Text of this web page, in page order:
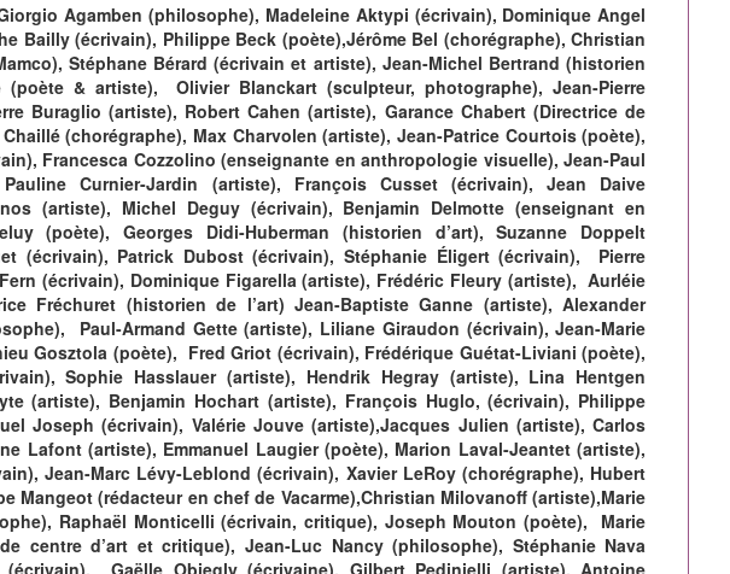
Agamben (philosophe), Madeleine Aktypi (écrivain), Dominique Angel
Bailly (écrivain), Philippe Beck (poète),Jérôme Bel (chorégraphe), Christian
Stéphane Bérard (écrivain et artiste), Jean-Michel Bertrand (historien
(poète & artiste), Olivier Blanckart (sculpteur, photographe), Jean-Pierre
Buraglio (artiste), Robert Cahen (artiste), Garance Chabert (Directrice de
(chorégraphe), Max Charvolen (artiste), Jean-Patrice Courtois (poète),
Francesca Cozzolino (enseignante en anthropologie visuelle), Jean-Paul
Curnier-Jardin (artiste), François Cusset (écrivain), Jean Daive
(artiste), Michel Deguy (écrivain), Benjamin Delmotte (enseignant en
(poète), Georges Didi-Huberman (historien d’art), Suzanne Doppelt
(écrivain), Patrick Dubost (écrivain), Stéphanie Éligert (écrivain), Pierre
(écrivain), Dominique Figarella (artiste), Frédéric Fleury (artiste), Aurléie
Fréchuret (historien de l’art) Jean-Baptiste Ganne (artiste), Alexander
Paul-Armand Gette (artiste), Liliane Giraudon (écrivain), Jean-Marie
Gosztola (poète), Fred Griot (écrivain), Frédérique Guétat-Liviani (poète),
Sophie Hasslauer (artiste), Hendrik Hegray (artiste), Lina Hentgen
(artiste), Benjamin Hochart (artiste), François Huglo, (écrivain), Philippe
Joseph (écrivain), Valérie Jouve (artiste),Jacques Julien (artiste), Carlos
Lafont (artiste), Emmanuel Laugier (poète), Marion Laval-Jeantet (artiste),
Jean-Marc Lévy-Leblond (écrivain), Xavier LeRoy (chorégraphe), Hubert
Mangeot (rédacteur en chef de Vacarme),Christian Milovanoff (artiste),Marie
Raphaël Monticelli (écrivain, critique), Joseph Mouton (poète), Marie
centre d’art et critique), Jean-Luc Nancy (philosophe), Stéphanie Nava
(écrivain), Gaëlle Obiegly (écrivaine), Gilbert Pedinielli (artiste), Antoine